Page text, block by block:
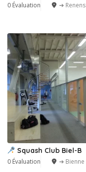
0 Évaluation ➔ Renens
Squash Club Biel-B
0 Évaluation ➔ Bienne